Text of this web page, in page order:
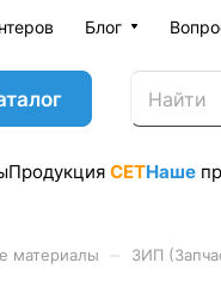
Блог
Продукция CETНаше
материалы ЗИП